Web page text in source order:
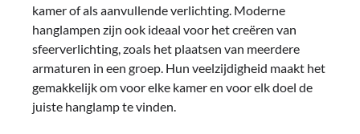
kamer of als aanvullende verlichting. Moderne
hanglampen zijn ook ideaal voor het creëren van
sfeerverlichting, zoals het plaatsen van meerdere
armaturen in een groep. Hun veelzijdigheid maakt het
gemakkelijk om voor elke kamer en voor elk doel de
juiste hanglamp te vinden.